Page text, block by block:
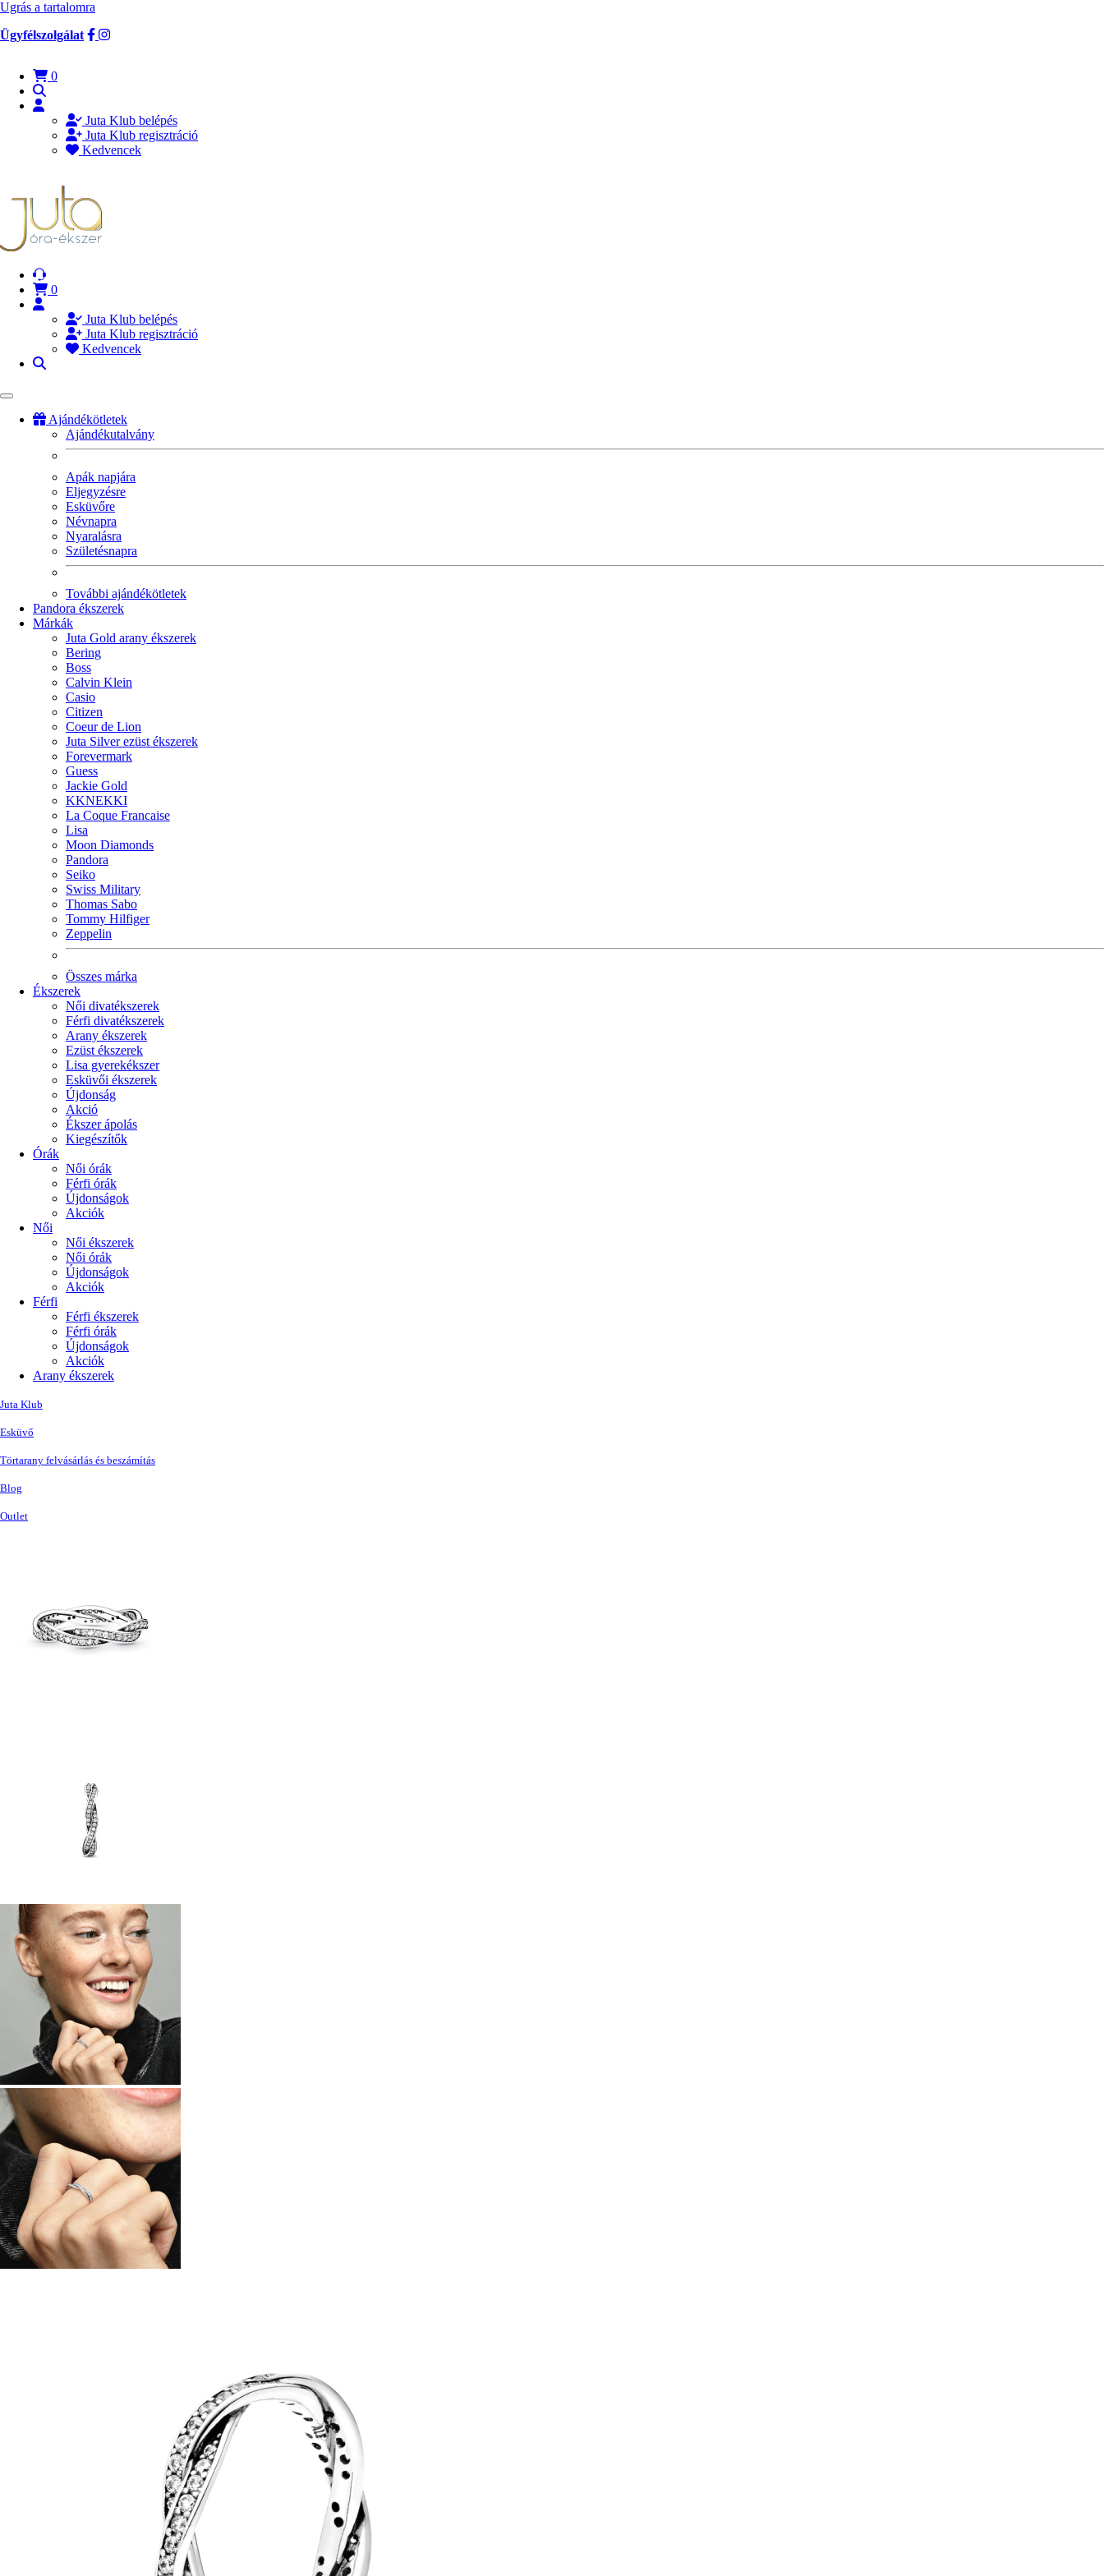
Ugrás a tartalomra
Ügyfélszolgálat
0
Juta Klub belépés
Juta Klub regisztráció
Kedvencek
0
Juta Klub belépés
Juta Klub regisztráció
Kedvencek
Ajándékötletek
Ajándékutalvány
Apák napjára
Eljegyzésre
Esküvőre
Névnapra
Nyaralásra
Születésnapra
További ajándékötletek
Pandora ékszerek
Márkák
Juta Gold arany ékszerek
Bering
Boss
Calvin Klein
Casio
Citizen
Coeur de Lion
Juta Silver ezüst ékszerek
Forevermark
Guess
Jackie Gold
KKNEKKI
La Coque Francaise
Lisa
Moon Diamonds
Pandora
Seiko
Swiss Military
Thomas Sabo
Tommy Hilfiger
Zeppelin
Összes márka
Ékszerek
Női divatékszerek
Férfi divatékszerek
Arany ékszerek
Ezüst ékszerek
Lisa gyerekékszer
Esküvői ékszerek
Újdonság
Akció
Ékszer ápolás
Kiegészítők
Órák
Női órák
Férfi órák
Újdonságok
Akciók
Női
Női ékszerek
Női órák
Újdonságok
Akciók
Férfi
Férfi ékszerek
Férfi órák
Újdonságok
Akciók
Arany ékszerek
Juta Klub
Esküvő
Törtarany felvásárlás és beszámítás
Blog
Outlet